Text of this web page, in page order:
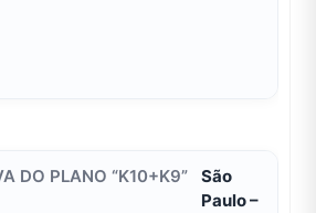
São
Paulo –